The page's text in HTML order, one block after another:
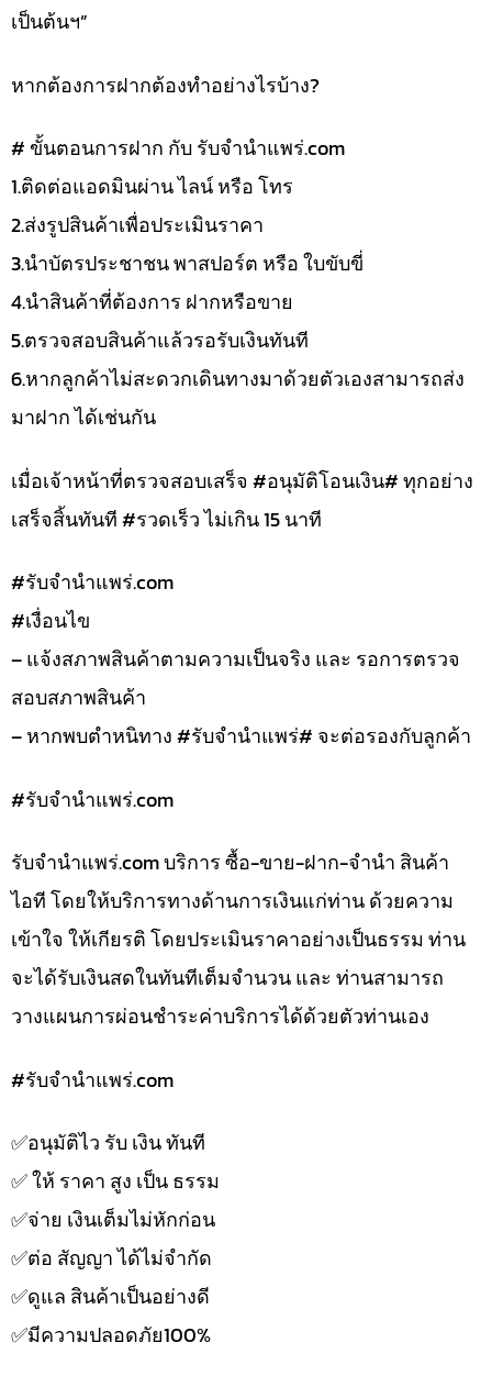
เป็นต้นฯ”
หากต้องการฝากต้องทำอย่างไรบ้าง?
# ขั้นตอนการฝาก กับ รับจำนำแพร่.com
1.ติดต่อแอดมินผ่าน ไลน์ หรือ โทร
2.ส่งรูปสินค้าเพื่อประเมินราคา
3.นำบัตรประชาชน พาสปอร์ต หรือ ใบขับขี่
4.นำสินค้าที่ต้องการ ฝากหรือขาย
5.ตรวจสอบสินค้าแล้วรอรับเงินทันที
6.หากลูกค้าไม่สะดวกเดินทางมาด้วยตัวเองสามารถส่ง
มาฝาก ได้เช่นกัน
เมื่อเจ้าหน้าที่ตรวจสอบเสร็จ #อนุมัติโอนเงิน# ทุกอย่าง
เสร็จสิ้นทันที #รวดเร็ว ไม่เกิน 15 นาที
#รับจํานําแพร่.com
#เงื่อนไข
– แจ้งสภาพสินค้าตามความเป็นจริง และ รอการตรวจ
สอบสภาพสินค้า
– หากพบตำหนิทาง #รับจำนำแพร่# จะต่อรองกับลูกค้า
#รับจํานําแพร่.com
รับจํานําแพร่.com บริการ ซื้อ-ขาย-ฝาก-จำนำ สินค้า
ไอที โดยให้บริการทางด้านการเงินแก่ท่าน ด้วยความ
เข้าใจ ให้เกียรติ โดยประเมินราคาอย่างเป็นธรรม ท่าน
จะได้รับเงินสดในทันทีเต็มจำนวน และ ท่านสามารถ
วางแผนการผ่อนชำระค่าบริการได้ด้วยตัวท่านเอง
#รับจํานําแพร่.com
✅️อนุมัติไว รับ เงิน ทันที
✅️ ให้ ราคา สูง เป็น ธรรม
✅️จ่าย เงินเต็มไม่หักก่อน
✅️ต่อ สัญญา ได้ไม่จำกัด
✅️ดูแล สินค้าเป็นอย่างดี
✅️มีความปลอดภัย100%